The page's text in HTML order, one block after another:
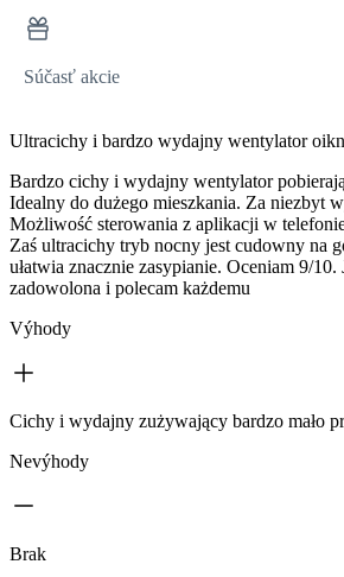
Súčasť akcie
Ultracichy i bardzo wydajny wentylator
Bardzo cichy i wydajny wentylator
Idealny do dużego mieszkania. Za niezbyt
Możliwość sterowania z aplikacji w
Zaś ultracichy tryb nocny jest cudowny na
ułatwia znacznie zasypianie. Oceniam 9/10.
zadowolona i polecam każdemu
Výhody
Cichy i wydajny zużywający bardzo mało
Nevýhody
Brak